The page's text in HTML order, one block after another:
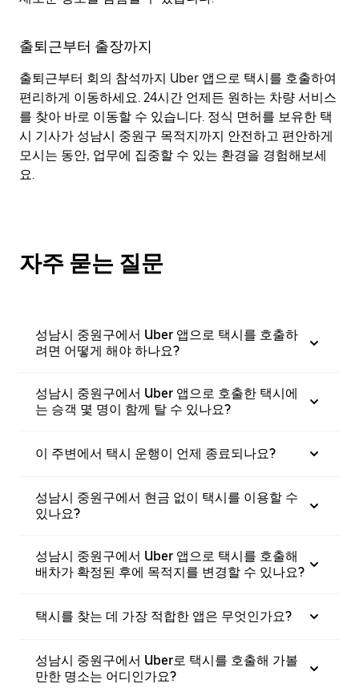
출퇴근부터 출장까지
출퇴근부터 회의 참석까지 Uber 앱으로 택시를 호출하여
편리하게 이동하세요. 24시간 언제든 원하는 차량 서비스
를 찾아 바로 이동할 수 있습니다. 정식 면허를 보유한 택
시 기사가 성남시 중원구 목적지까지 안전하고 편안하게
모시는 동안, 업무에 집중할 수 있는 환경을 경험해보세
요.
자주 묻는 질문
성남시 중원구에서 Uber 앱으로 택시를 호출하
려면 어떻게 해야 하나요?
성남시 중원구에서 Uber 앱으로 호출한 택시에
는 승객 몇 명이 함께 탈 수 있나요?
이 주변에서 택시 운행이 언제 종료되나요?
성남시 중원구에서 현금 없이 택시를 이용할 수
있나요?
성남시 중원구에서 Uber 앱으로 택시를 호출해
배차가 확정된 후에 목적지를 변경할 수 있나요?
택시를 찾는 데 가장 적합한 앱은 무엇인가요?
성남시 중원구에서 Uber로 택시를 호출해 가볼
만한 명소는 어디인가요?